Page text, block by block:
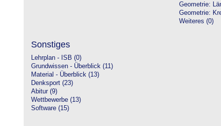
Geometrie:
Geometrie:
Weiteres (0)
Sonstiges
Lehrplan - ISB (0)
Grundwissen - Überblick (11)
Material - Überblick (13)
Denksport (23)
Abitur (9)
Wettbewerbe (13)
Software (15)